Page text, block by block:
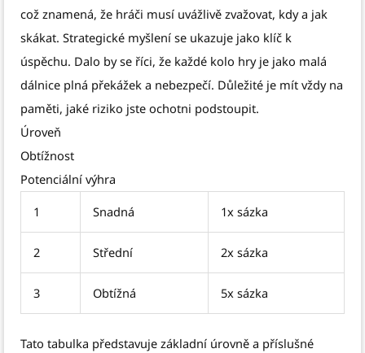
což znamená, že hráči musí uvážlivě zvažovat, kdy a jak
skákat. Strategické myšlení se ukazuje jako klíč k
úspěchu. Dalo by se říci, že každé kolo hry je jako malá
dálnice plná překážek a nebezpečí. Důležité je mít vždy na
paměti, jaké riziko jste ochotni podstoupit.
Úroveň
Obtížnost
Potenciální výhra
1
Snadná 1x sázka
2 Střední 2x sázka
3 Obtížná 5x sázka
Tato tabulka představuje základní úrovně a příslušné